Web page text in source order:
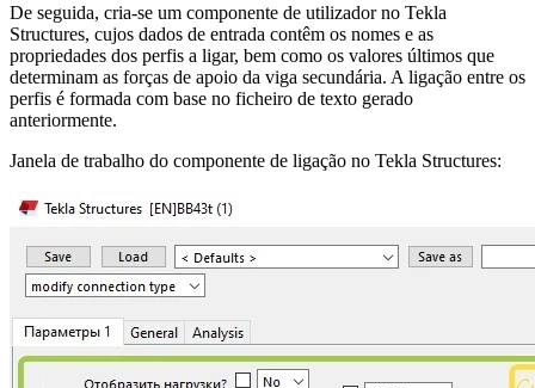
De seguida, cria-se um componente de utilizador no Tekla
Structures, cujos dados de entrada contêm os nomes e as
propriedades dos perfis a ligar, bem como os valores últimos que
determinam as forças de apoio da viga secundária. A ligação entre os
perfis é formada com base no ficheiro de texto gerado
anteriormente.
Janela de trabalho do componente de ligação no Tekla Structures: